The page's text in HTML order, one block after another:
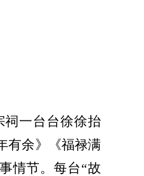
祠一台台徐徐抬
有余》《福禄满
情节。每台“故